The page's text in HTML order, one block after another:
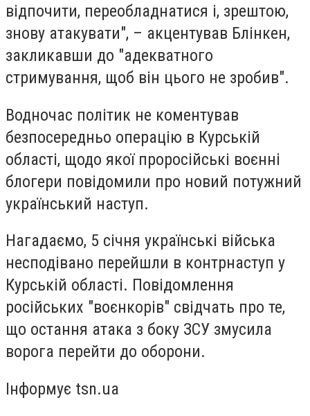
відпочити, переобладнатися і, зрештою,
знову атакувати", – акцентував Блінкен,
закликавши до "адекватного
стримування, щоб він цього не зробив".
Водночас політик не коментував
безпосередньо операцію в Курській
області, щодо якої проросійські воєнні
блогери повідомили про новий потужний
український наступ.
Нагадаємо, 5 січня українські війська
несподівано перейшли в контрнаступ у
Курській області. Повідомлення
російських "воєнкорів" свідчать про те,
що остання атака з боку ЗСУ змусила
ворога перейти до оборони.
Інформує tsn.ua